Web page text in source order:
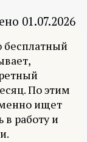
01.07.2026
бесплатный
По этим
ищет
в работу и